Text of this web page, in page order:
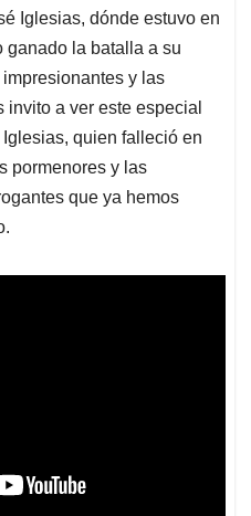
Iglesias, dónde estuvo en
ganado la batalla a su
y las
a ver este especial
quien falleció en
pormenores y las
que ya hemos